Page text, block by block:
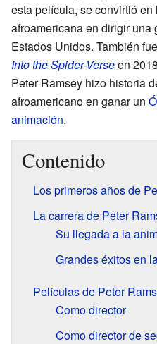
esta película, se convirtió
afroamericana en dirigir
Estados Unidos. También
Into the Spider-Verseen
Peter Ramsey hizo historia
afroamericano en ganar un
animación.
Contenido
Los primeros años de
La carrera de Peter
Su llegada a la
Grandes éxitos en
Películas de Peter
Como director
Como director de